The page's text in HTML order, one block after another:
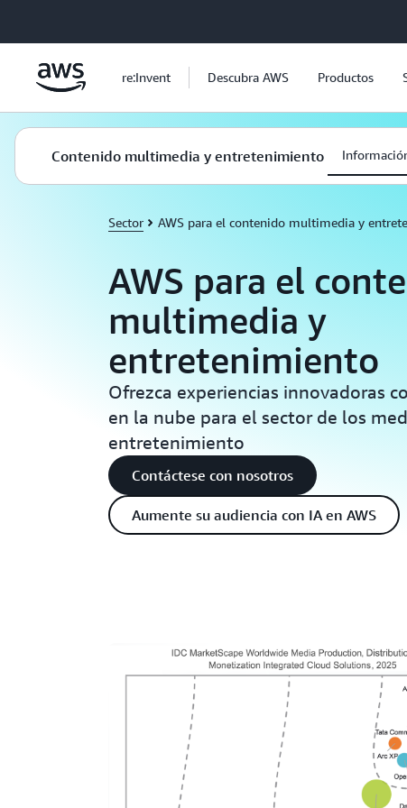
re:Invent Descubra AWS Productos
Contenido multimedia y entretenimiento
Sector AWS para el contenido multimedia y
AWS para el
multimedia y
entretenimiento
Ofrezca experiencias innovadoras
en la nube para el sector de los
entretenimiento
Contáctese con nosotros
Aumente su audiencia con IA en AWS